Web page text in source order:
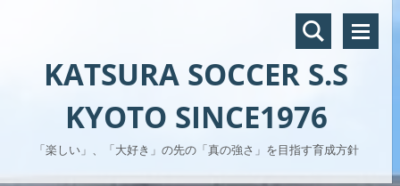
KATSURA SOCCER S.S
KYOTO SINCE1976
「楽しい」、「大好き」の先の「真の強さ」を目指す育成方針